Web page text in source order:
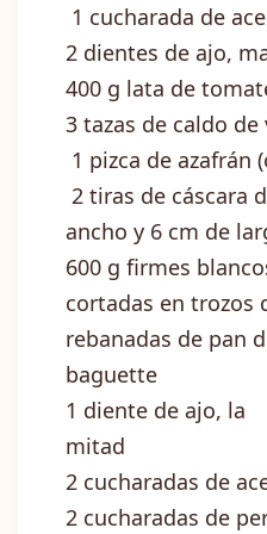
1 cucharada de
2 dientes de ajo,
400 g lata de
3 tazas de caldo
1 pizca de azafrán
2 tiras de cáscara
ancho y 6 cm de
600 g firmes
cortadas en trozos
rebanadas de pan
baguette
1 diente de ajo, la
mitad
2 cucharadas de
2 cucharadas de